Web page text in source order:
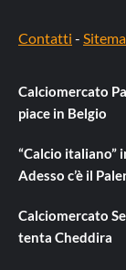
Contatti -
Calciomercato
piace in Belgio
“Calcio italiano”
Adesso c’è il
Calciomercato
tenta Cheddira